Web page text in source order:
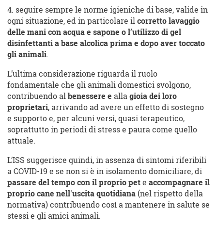
4. seguire sempre le norme igieniche di base, valide in
ogni situazione, ed in particolare il corretto lavaggio
delle mani con acqua e sapone o l’utilizzo di gel
disinfettanti a base alcolica prima e dopo aver toccato
gli animali.
L’ultima considerazione riguarda il ruolo
fondamentale che gli animali domestici svolgono,
contribuendo albenessere e alla gioia dei loro
proprietari, arrivando ad avere un effetto di sostegno
e supporto e, per alcuni versi, quasi terapeutico,
soprattutto in periodi di stress e paura come quello
attuale.
L’ISS suggerisce quindi, in assenza di sintomi riferibili
a COVID-19 e se non si è in isolamento domiciliare, di
passare del tempo con il proprio pet e accompagnare il
proprio cane nell'uscita quotidiana (nel rispetto della
normativa) contribuendo così a mantenere in salute se
stessi e gli amici animali.